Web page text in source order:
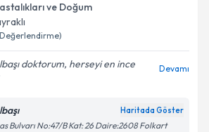
işlenmesine ilişkin
işlenmesini kabul ediyorum.
ve Doğum
Değerlendirme)
doktorum, herseyi en ince
Devamı
Haritada Göster
Bulvarı No:47/B Kat: 26 Daire:2608 Folkart